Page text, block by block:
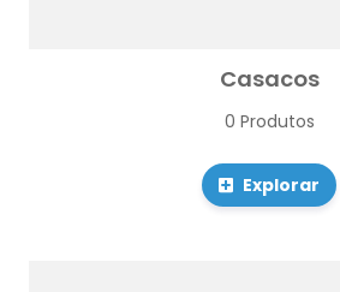
Casacos
0 Produtos
Explorar